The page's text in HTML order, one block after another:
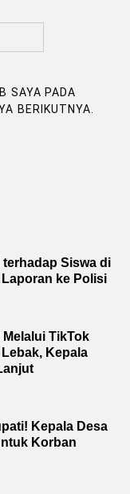
SAYA PADA
BERIKUTNYA.
terhadap Siswa di
ke Polisi
Melalui TikTok
Kepala
Kepala Desa
Korban